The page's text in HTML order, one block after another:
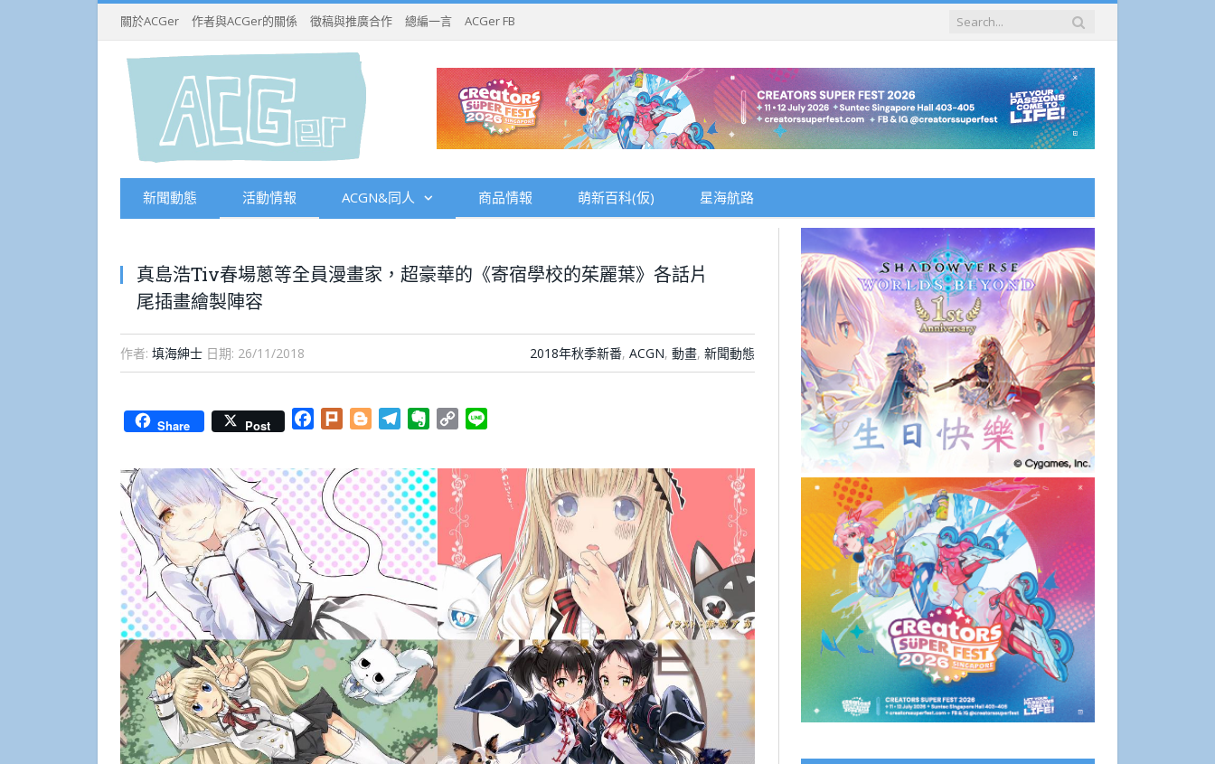
關於ACGer 作者與ACGer的關係 徵稿與推廣合作 總編一言 ACGer FB
新聞動態 活動情報 ACGN&同人 商品情報 萌新百科(仮) 星海航路
真島浩Tiv春場蔥等全員漫畫家，超豪華的《寄宿學校的茱麗葉》各話片
尾插畫繪製陣容
作者: 填海紳士 日期: 26/11/2018 2018年秋季新番, ACGN, 動畫, 新聞動態
Share Post Facebook
Plurk BloggerTelegramEvernote
Copy